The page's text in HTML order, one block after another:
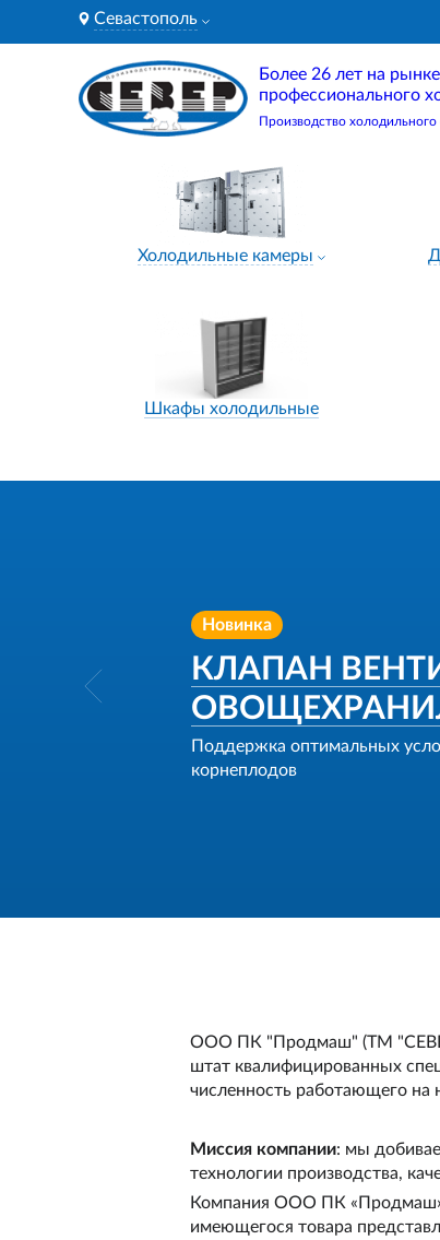
Севастополь
Более 26 лет на рынке
профессионального
Производство холодильного
Холодильные камеры
Шкафы холодильные
Новинка
КЛАПАН
Поддержка оптимальных
корнеплодов
ООО ПК "Продмаш" (ТМ
штат квалифицированных
численность работающего на
Миссия компании: мы
технологии производства,
Компания ООО ПК «Продмаш»
имеющегося товара